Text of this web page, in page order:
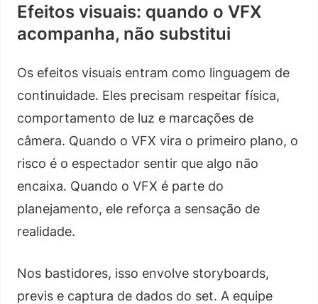
Efeitos visuais: quando o VFX
acompanha, não substitui
Os efeitos visuais entram como linguagem de
continuidade. Eles precisam respeitar física,
comportamento de luz e marcações de
câmera. Quando o VFX vira o primeiro plano, o
risco é o espectador sentir que algo não
encaixa. Quando o VFX é parte do
planejamento, ele reforça a sensação de
realidade.
Nos bastidores, isso envolve storyboards,
previs e captura de dados do set. A equipe